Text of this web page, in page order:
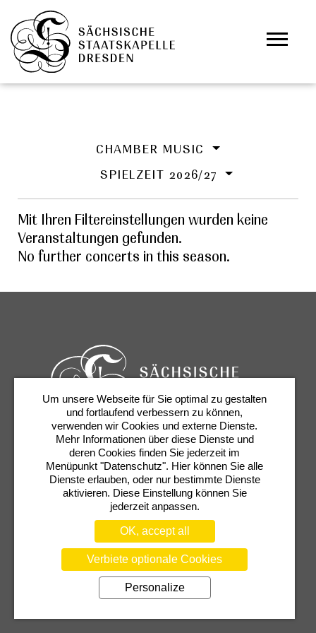
Skip to main content
CHAMBER MUSIC
SPIELZEIT 2026/27
Mit Ihren Filtereinstellungen wurden keine
Veranstaltungen gefunden.
No further concerts in this season.
Tickets & Service Newsletter
Contact
Presse
Shop Semperoper
PRIVACY POLICY
COOKIE SETTINGS
Cookies management panel
Um unsere Webseite für Sie optimal zu gestalten
und fortlaufend verbessern zu können,
verwenden wir Cookies und externe Dienste.
Mehr Informationen über diese Dienste und
deren Cookies finden Sie jederzeit im
Menüpunkt "Datenschutz". Hier können Sie alle
Dienste erlauben, oder nur bestimmte Dienste
aktivieren. Diese Einstellung können Sie
jederzeit anpassen.
OK, accept all
Verbiete optionale Cookies
Personalize